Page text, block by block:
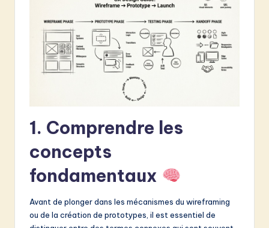
o
1. Comprendre les
concepts
fondamentaux
Avant de plonger dans les mécanismes du wireframing
ou de la création de prototypes, il est essentiel de